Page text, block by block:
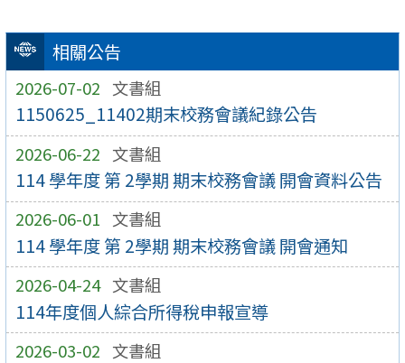
相關公告
2026-07-02 文書組
1150625_11402期末校務會議紀錄公告
2026-06-22 文書組
114 學年度 第 2學期 期末校務會議 開會資料公告
2026-06-01 文書組
114 學年度 第 2學期 期末校務會議 開會通知
2026-04-24 文書組
114年度個人綜合所得稅申報宣導
2026-03-02 文書組